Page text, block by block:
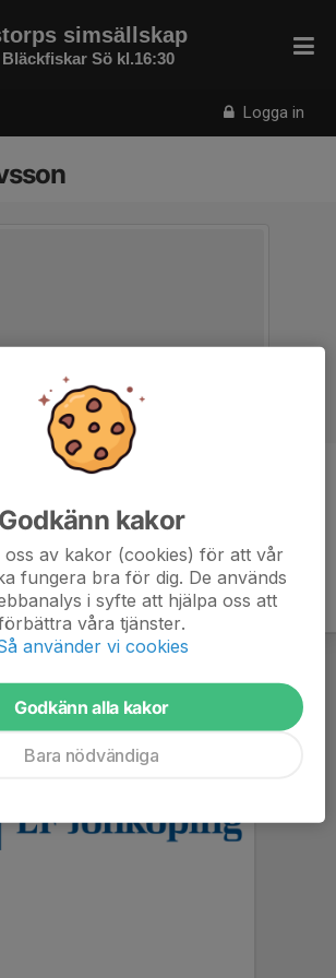
Logga in
simsällskap
Sö kl.16:30
Godkänn kakor
oss av kakor (cookies) för att vår
fungera bra för dig. De används
i syfte att hjälpa oss att
våra tjänster.
använder vi cookies
Godkänn alla kakor
Bara nödvändiga